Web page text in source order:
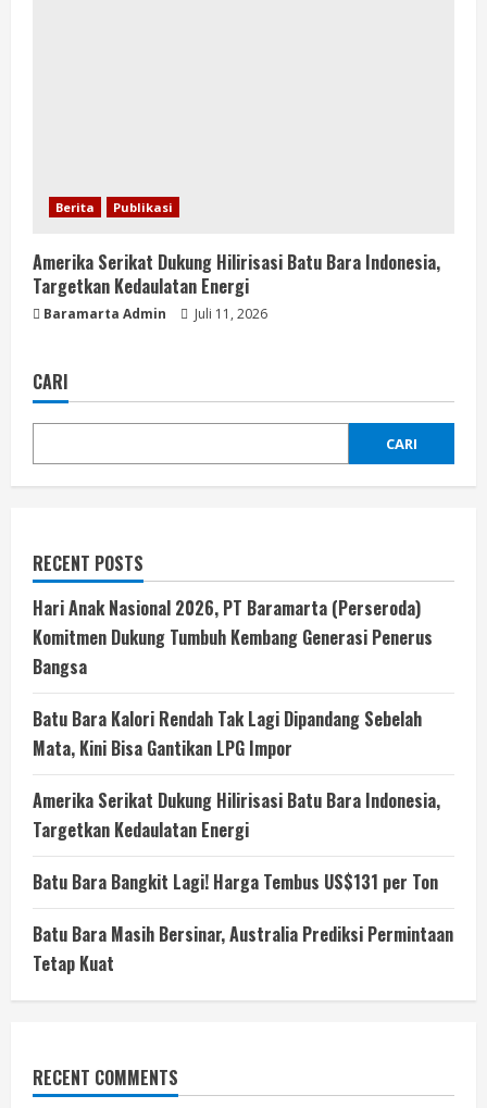
Berita Publikasi
Amerika Serikat Dukung Hilirisasi Batu Bara Indonesia,
Targetkan Kedaulatan Energi
Baramarta Admin Juli 11, 2026
CARI
CARI
RECENT POSTS
Hari Anak Nasional 2026, PT Baramarta (Perseroda)
Komitmen Dukung Tumbuh Kembang Generasi Penerus
Bangsa
Batu Bara Kalori Rendah Tak Lagi Dipandang Sebelah
Mata, Kini Bisa Gantikan LPG Impor
Amerika Serikat Dukung Hilirisasi Batu Bara Indonesia,
Targetkan Kedaulatan Energi
Batu Bara Bangkit Lagi! Harga Tembus US$131 per Ton
Batu Bara Masih Bersinar, Australia Prediksi Permintaan
Tetap Kuat
RECENT COMMENTS